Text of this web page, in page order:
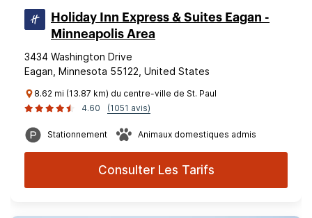
Holiday Inn Express & Suites Eagan -
Minneapolis Area
3434 Washington Drive
Eagan, Minnesota 55122, United States
8.62 mi (13.87 km) du centre-ville de St. Paul
4.60
(1051 avis)
Stationnement Animaux domestiques admis
Consulter Les Tarifs